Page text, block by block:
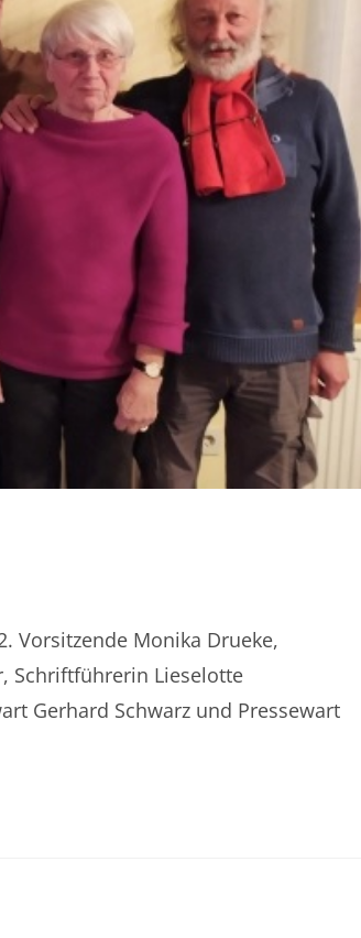
Vorsitzende Monika Drueke,
Schriftführerin Lieselotte
Gerhard Schwarz und Pressewart